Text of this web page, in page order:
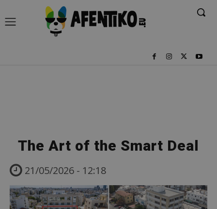
The Αrt of the Smart Deal
21/05/2026 - 12:18